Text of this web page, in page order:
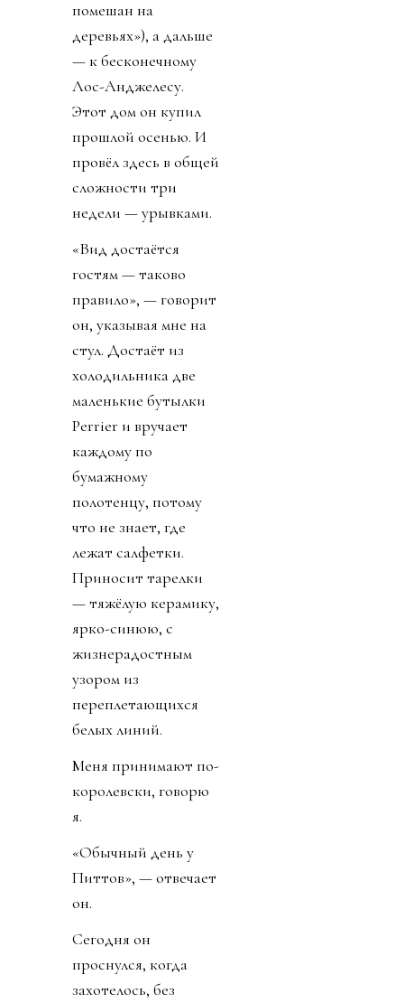
помешан на
деревьях»), а дальше
— к бесконечному
Лос-Анджелесу.
Этот дом он купил
прошлой осенью. И
провёл здесь в общей
сложности три
недели — урывками.
«Вид достаётся
гостям — таково
правило», — говорит
он, указывая мне на
стул. Достаёт из
холодильника две
маленькие бутылки
Perrier и вручает
каждому по
бумажному
полотенцу, потому
что не знает, где
лежат салфетки.
Приносит тарелки
— тяжёлую керамику,
ярко-синюю, с
жизнерадостным
узором из
переплетающихся
белых линий.
Меня принимают по-
королевски, говорю
я.
«Обычный день у
Питтов», — отвечает
он.
Сегодня он
проснулся, когда
захотелось, без